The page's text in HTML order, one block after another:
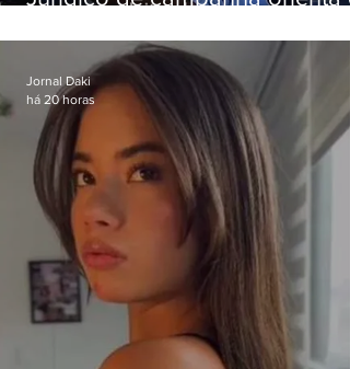
da Band
Jornal Daki
há 20 horas